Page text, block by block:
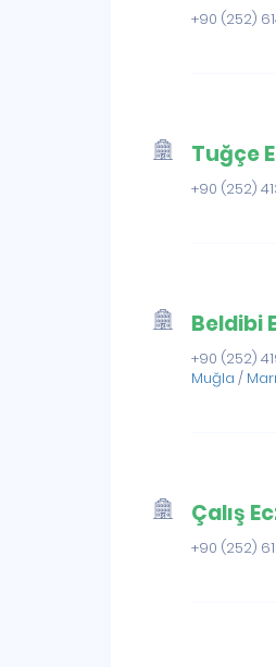
+90 (252)
Tuğçe
+90 (252)
Beldibi
+90 (252)
Muğla /
Çalış
+90 (252)